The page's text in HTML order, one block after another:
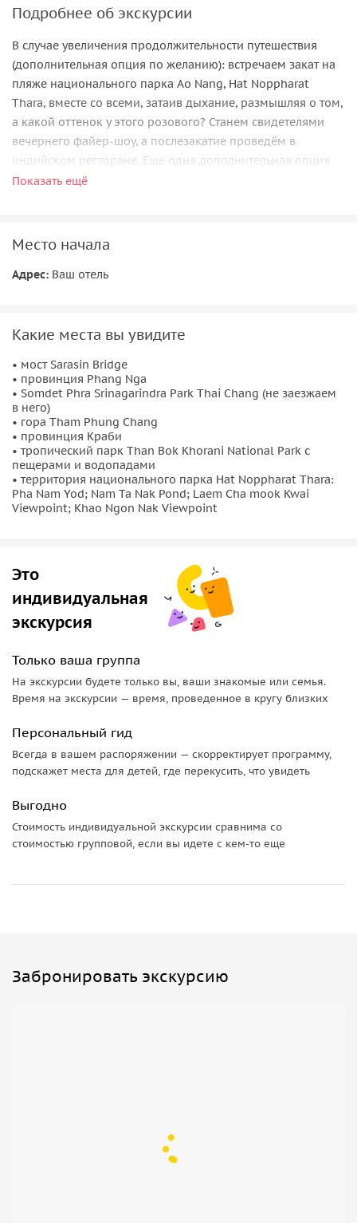
Подробнее об экскурсии
В случае увеличения продолжительности путешествия
(дополнительная опция по желанию): встречаем закат на
пляже национального парка Ao Nang, Hat Noppharat
Thara, вместе со всеми, затаив дыхание, размышляя о том,
а какой оттенок у этого розового? Станем свидетелями
вечернего файер-шоу, а послезакатие проведём в
индийском ресторане. Еще одна дополнительная опция
на выбор, — купание в минеральных озерах
Показать ещё
Место начала
Адрес: Ваш отель
Какие места вы увидите
• мост Sarasin Bridge
• провинция Phang Nga
• Somdet Phra Srinagarindra Park Thai Chang (не заезжаем
в него)
• гора Tham Phung Chang
• провинция Краби
• тропический парк Than Bok Khorani National Park с
пещерами и водопадами
• территория национального парка Hat Noppharat Thara:
Pha Nam Yod; Nam Ta Nak Pond; Laem Cha mook Kwai
Viewpoint; Khao Ngon Nak Viewpoint
Это
индивидуальная
экскурсия
Только ваша группа
На экскурсии будете только вы, ваши знакомые или семья.
Время на экскурсии — время, проведенное в кругу близких
Персональный гид
Всегда в вашем распоряжении — скорректирует программу,
подскажет места для детей, где перекусить, что увидеть
Выгодно
Стоимость индивидуальной экскурсии сравнима со
стоимостью групповой, если вы идете с кем-то еще
Забронировать экскурсию